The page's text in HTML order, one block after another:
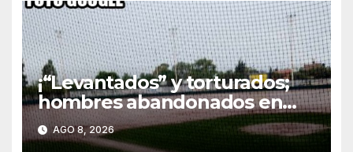
¡“Levantados” y torturados;
hombres abandonados en
parque terminan heridos en
hospital de Rincón de Romos!
AGO 8, 2026